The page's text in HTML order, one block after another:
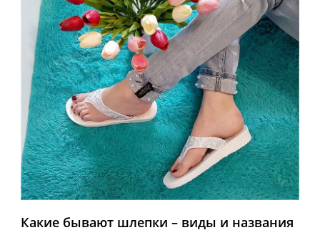
Какие бывают шлепки – виды и названия